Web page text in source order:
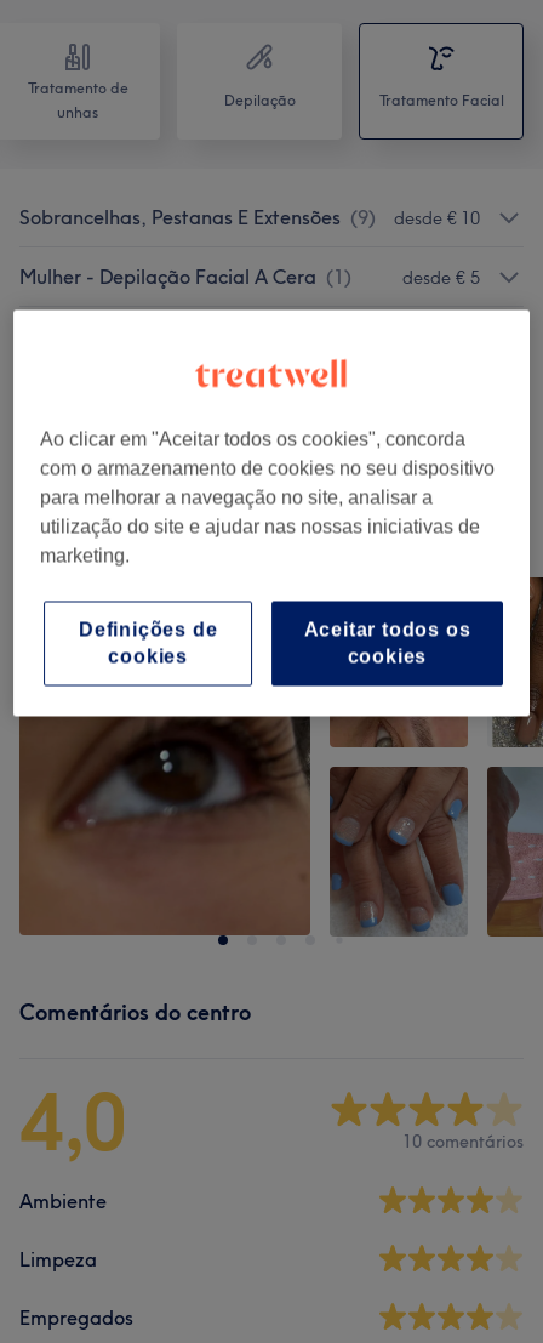
Tratamento de
unhas
Depilação Tratamento Facial
Sobrancelhas, Pestanas E Extensões (9) desde € 10
Mulher - Depilação Facial A Cera (1) desde € 5
Maquilhagem E Micropigmentação (
12 desde € 30
O nosso Trabalho
Clica na imagem para ver mais detalhes
Comentários do centro
4,0 10 comentários
Ambiente
Limpeza
Empregados
Ao clicar em "Aceitar todos os cookies", concorda
com o armazenamento de cookies no seu dispositivo
para melhorar a navegação no site, analisar a
utilização do site e ajudar nas nossas iniciativas de
marketing.
Aceitar todos os
cookies
Definições de
cookies